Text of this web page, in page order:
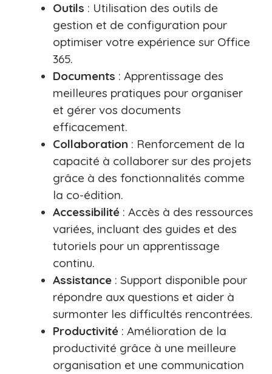
Outils : Utilisation des outils de
gestion et de configuration pour
optimiser votre expérience sur Office
365.
Documents : Apprentissage des
meilleures pratiques pour organiser
et gérer vos documents
efficacement.
Collaboration : Renforcement de la
capacité à collaborer sur des projets
grâce à des fonctionnalités comme
la co-édition.
Accessibilité : Accès à des ressources
variées, incluant des guides et des
tutoriels pour un apprentissage
continu.
Assistance : Support disponible pour
répondre aux questions et aider à
surmonter les difficultés rencontrées.
Productivité : Amélioration de la
productivité grâce à une meilleure
organisation et une communication